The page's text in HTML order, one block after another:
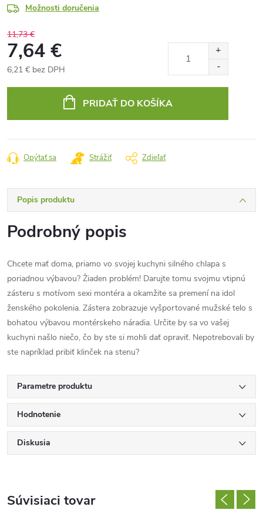
Možnosti doručenia
11,73 €
7,64 €
6,21 € bez DPH
PRIDAŤ DO KOŠÍKA
Opýtať sa Strážiť Zdieľať
Popis produktu
Podrobný popis
Chcete mať doma, priamo vo svojej kuchyni silného chlapa s
poriadnou výbavou? Žiaden problém! Darujte tomu svojmu vtipnú
zásteru s motívom sexi montéra a okamžite sa premení na idol
ženského pokolenia. Zástera zobrazuje vyšportované mužské telo s
bohatou výbavou montérskeho náradia. Určite by sa vo vašej
kuchyni našlo niečo, čo by ste si mohli dať opraviť. Nepotrebovali by
ste napríklad pribiť klinček na stenu?
Parametre produktu
Hodnotenie
Diskusia
Súvisiaci tovar